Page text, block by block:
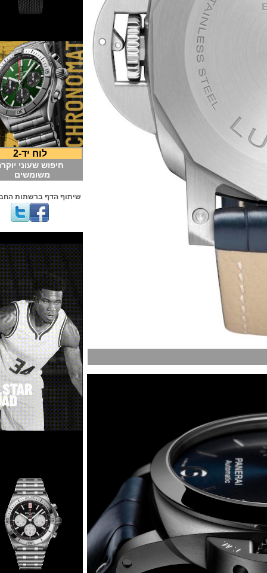
לוח יד-2
חיפוש שעוני יוקרה
משומשים
שיתוף הדף ברשתות החברתיות